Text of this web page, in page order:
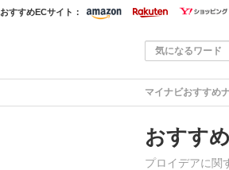
おすすめECサイト：
マイナビおすすめ
おすす
プロイデアに関